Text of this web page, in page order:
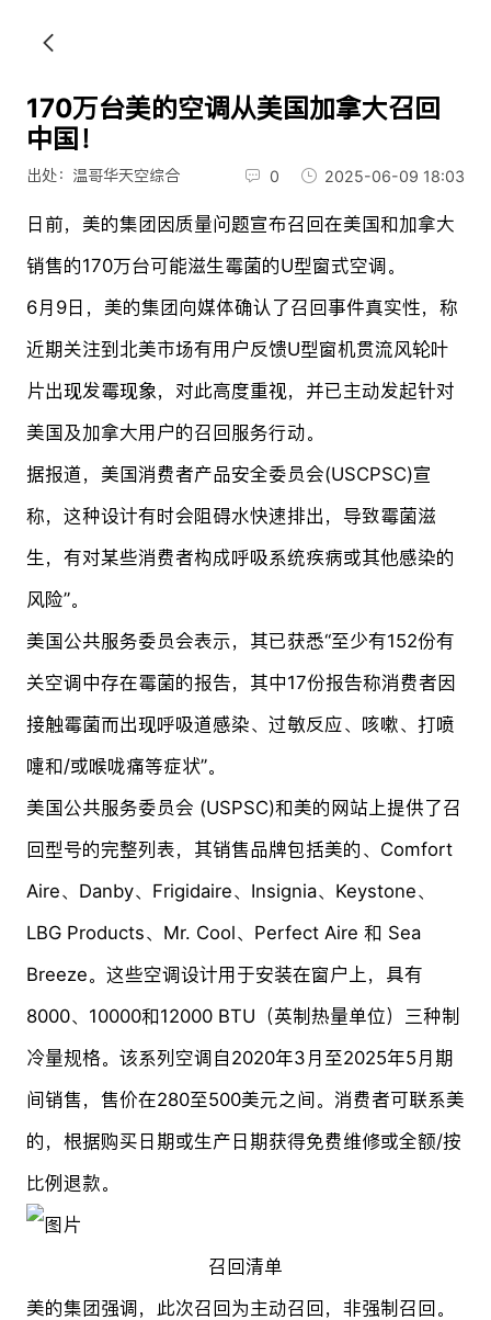
170万台美的空调从美国加拿大召回
中国！
出处：温哥华天空综合 0 2025-06-09 18:03
日前，美的集团因质量问题宣布召回在美国和加拿大
销售的170万台可能滋生霉菌的U型窗式空调。
6月9日，美的集团向媒体确认了召回事件真实性，称
近期关注到北美市场有用户反馈U型窗机贯流风轮叶
片出现发霉现象，对此高度重视，并已主动发起针对
美国及加拿大用户的召回服务行动。
据报道，美国消费者产品安全委员会(USCPSC)宣
称，这种设计有时会阻碍水快速排出，导致霉菌滋
生，有对某些消费者构成呼吸系统疾病或其他感染的
风险”。
美国公共服务委员会表示，其已获悉“至少有152份有
关空调中存在霉菌的报告，其中17份报告称消费者因
接触霉菌而出现呼吸道感染、过敏反应、咳嗽、打喷
嚏和/或喉咙痛等症状”。
美国公共服务委员会 (USPSC)和美的网站上提供了召
回型号的完整列表，其销售品牌包括美的、Comfort
Aire、Danby、Frigidaire、Insignia、Keystone、
LBG Products、Mr. Cool、Perfect Aire 和 Sea
Breeze。这些空调设计用于安装在窗户上，具有
8000、10000和12000 BTU（英制热量单位）三种制
冷量规格。该系列空调自2020年3月至2025年5月期
间销售，售价在280至500美元之间。消费者可联系美
的，根据购买日期或生产日期获得免费维修或全额/按
比例退款。
召回清单
美的集团强调，此次召回为主动召回，非强制召回。